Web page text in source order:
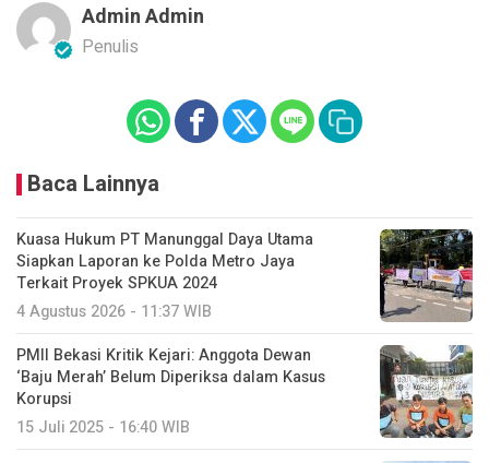
Admin Admin
Penulis
Baca Lainnya
Kuasa Hukum PT Manunggal Daya Utama
Siapkan Laporan ke Polda Metro Jaya
Terkait Proyek SPKUA 2024
4 Agustus 2026 - 11:37 WIB
PMII Bekasi Kritik Kejari: Anggota Dewan
‘Baju Merah’ Belum Diperiksa dalam Kasus
Korupsi
15 Juli 2025 - 16:40 WIB